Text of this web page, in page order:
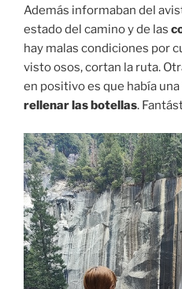
Además informaban del
estado del camino y de las
hay malas condiciones por
visto osos, cortan la ruta.
en positivo es que había una
rellenar las botellas.